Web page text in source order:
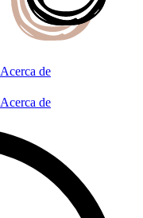
Acerca de
Acerca de